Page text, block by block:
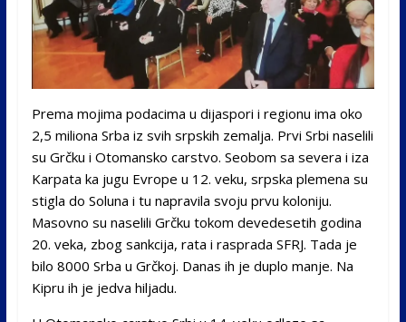
Prema mojima podacima u dijaspori i regionu ima oko
2,5 miliona Srba iz svih srpskih zemalja. Prvi Srbi naselili
su Grčku i Otomansko carstvo. Seobom sa severa i iza
Karpata ka jugu Evrope u 12. veku, srpska plemena su
stigla do Soluna i tu napravila svoju prvu koloniju.
Masovno su naselili Grčku tokom devedesetih godina
20. veka, zbog sankcija, rata i rasprada SFRJ. Tada je
bilo 8000 Srba u Grčkoj. Danas ih je duplo manje. Na
Kipru ih je jedva hiljadu.